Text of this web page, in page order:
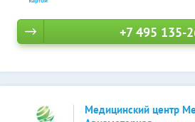
+7 495 135-
Медицинский центр